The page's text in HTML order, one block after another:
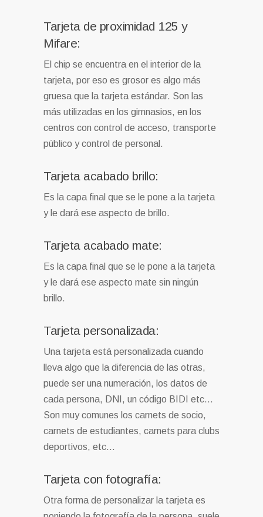
Tarjeta de proximidad 125 y
Mifare:
El chip se encuentra en el interior de la
tarjeta, por eso es grosor es algo más
gruesa que la tarjeta estándar. Son las
más utilizadas en los gimnasios, en los
centros con control de acceso, transporte
público y control de personal.
Tarjeta acabado brillo:
Es la capa final que se le pone a la tarjeta
y le dará ese aspecto de brillo.
Tarjeta acabado mate:
Es la capa final que se le pone a la tarjeta
y le dará ese aspecto mate sin ningún
brillo.
Tarjeta personalizada:
Una tarjeta está personalizada cuando
lleva algo que la diferencia de las otras,
puede ser una numeración, los datos de
cada persona, DNI, un código BIDI etc…
Son muy comunes los carnets de socio,
carnets de estudiantes, carnets para clubs
deportivos, etc…
Tarjeta con fotografía:
Otra forma de personalizar la tarjeta es